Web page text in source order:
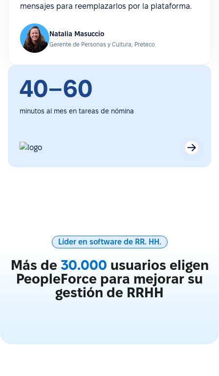
mensajes para reemplazarlos por la plataforma.
Natalia Masuccio
Gerente de Personas y Cultura, Preteco
40–60
minutos al mes en tareas de nómina
Líder en software de RR. HH.
Más de 30.000 usuarios eligen
PeopleForce para mejorar su
gestión de RRHH